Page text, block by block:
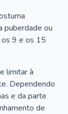
puberdade ou
os 9 e os 15
limitar à
Dependendo
e da parte
de